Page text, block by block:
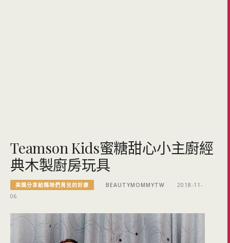
Teamson Kids蜜糖甜心小主廚經
典木製廚房玩具
美媽分享給媽咪們育兒的好康 BEAUTYMOMMYTW
2018-11-
06